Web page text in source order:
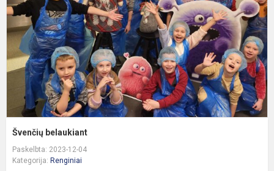
Švenčių belaukiant
Paskelbta: 2023-12-04
Kategorija: Renginiai